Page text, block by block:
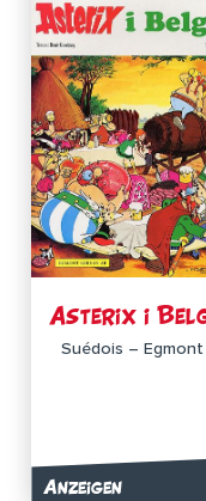
Asterix i
Suédois – Egmont
Anzeigen